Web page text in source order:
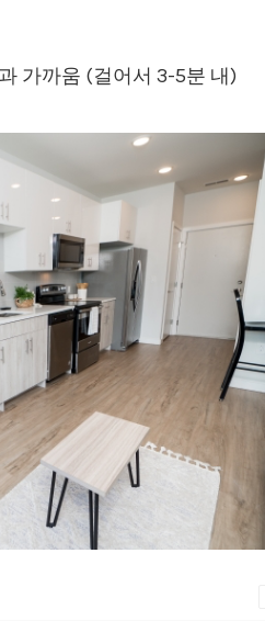
가까움 (걸어서 3-5분 내)